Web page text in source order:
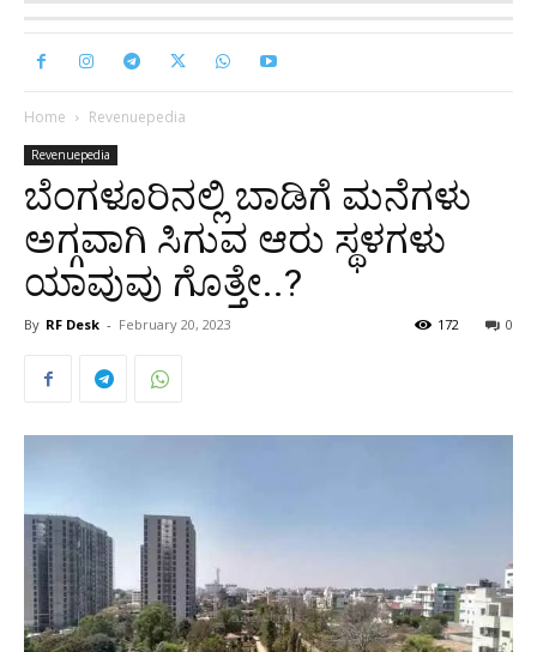
Home Revenuepedia
Revenuepedia
ಬೆಂಗಳೂರಿನಲ್ಲಿ ಬಾಡಿಗೆ ಮನೆಗಳು
ಅಗ್ಗವಾಗಿ ಸಿಗುವ ಆರು ಸ್ಥಳಗಳು
ಯಾವುವು ಗೊತ್ತೇ..?
By RF Desk - February 20, 2023 0
172